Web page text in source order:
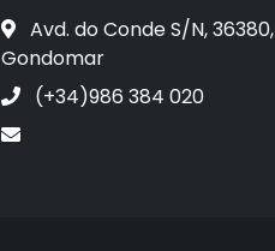
Avd. do Conde S/N, 36380,
Gondomar
(+34)986 384 020